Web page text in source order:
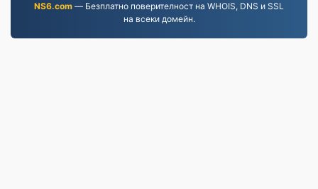
NS6.com — Безплатно поверителност на WHOIS, DNS и SSL
на всеки домейн.